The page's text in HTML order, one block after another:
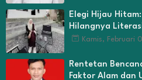
Elegi Hijau
Hilangnya
Kamis, Februari
Rentetan
Faktor Alam dan